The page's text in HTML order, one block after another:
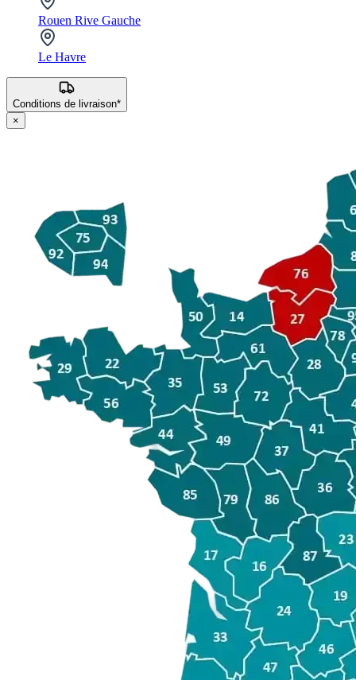
Rouen Rive Gauche
Le Havre
Conditions de livraison*
×